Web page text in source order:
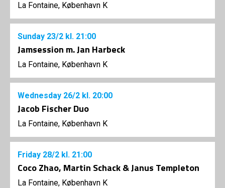
La Fontaine, København K
Sunday 23/2 kl. 21:00
Jamsession m. Jan Harbeck
La Fontaine, København K
Wednesday 26/2 kl. 20:00
Jacob Fischer Duo
La Fontaine, København K
Friday 28/2 kl. 21:00
Coco Zhao, Martin Schack & Janus Templeton
La Fontaine, København K